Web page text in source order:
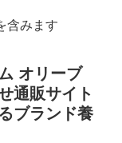
含みます
オリーブ
通販サイト
ブランド養